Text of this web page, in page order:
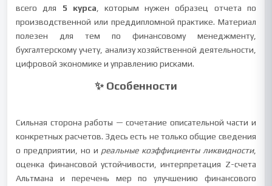
всего для 5 курса , которым нужен образец отчета по
производственной или преддипломной практике. Материал
полезен для тем по финансовому менеджменту,
бухгалтерскому учету, анализу хозяйственной деятельности,
цифровой экономике и управлению рисками.
✨ Особенности
Сильная сторона работы — сочетание описательной части и
конкретных расчетов. Здесь есть не только общие сведения
о предприятии, но и реальные коэффициенты ликвидности,
оценка финансовой устойчивости, интерпретация Z-счета
Альтмана и перечень мер по улучшению финансового